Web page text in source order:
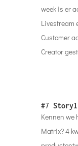
week is er
Livestream
Customer
Creator
#7
Kennen we
Matrix? 4